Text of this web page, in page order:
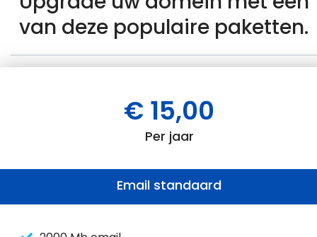
van deze populaire paketten.
€ 15,00
Per jaar
Email standaard